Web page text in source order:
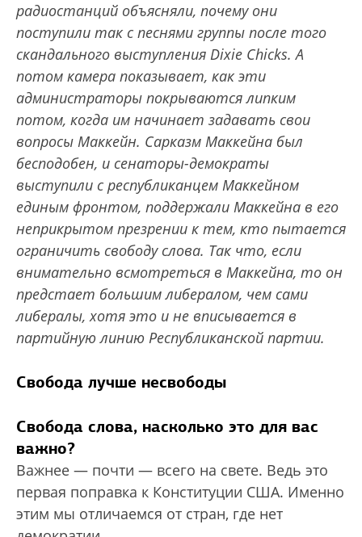
радиостанций объясняли, почему они
поступили так с песнями группы после того
скандального выступления Dixie Chicks. А
потом камера показывает, как эти
администраторы покрываются липким
потом, когда им начинает задавать свои
вопросы Маккейн. Сарказм Маккейна был
бесподобен, и сенаторы-демократы
выступили с республиканцем Маккейном
единым фронтом, поддержали Маккейна в его
неприкрытом презрении к тем, кто пытается
ограничить свободу слова. Так что, если
внимательно всмотреться в Маккейна, то он
предстает большим либералом, чем сами
либералы, хотя это и не вписывается в
партийную линию Республиканской партии.
Свобода лучше несвободы
Свобода слова, насколько это для вас
важно?
Важнее — почти — всего на свете. Ведь это
первая поправка к Конституции США. Именно
этим мы отличаемся от стран, где нет